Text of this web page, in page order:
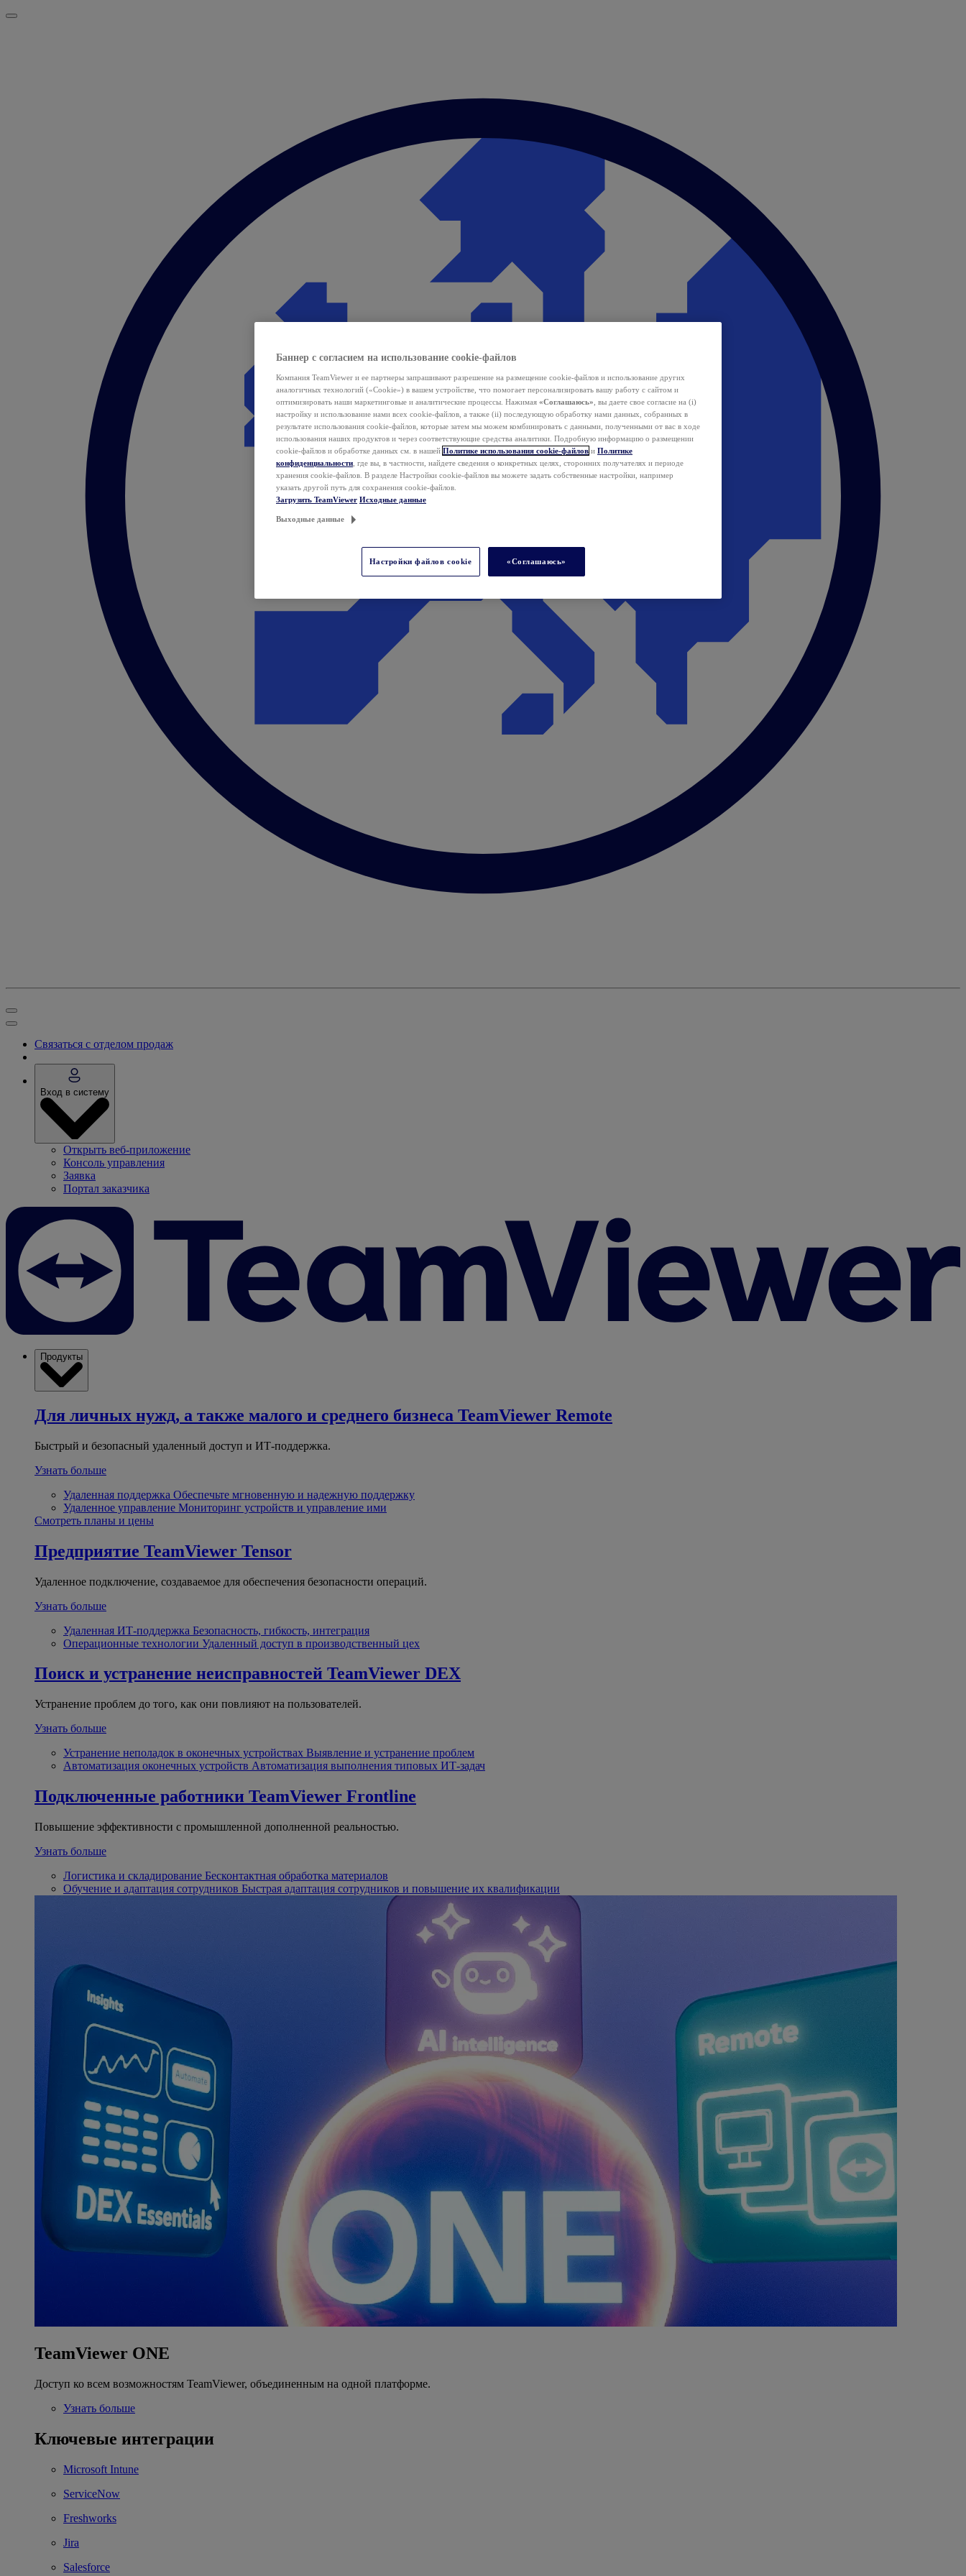
Связаться с отделом продаж
Вход в систему
Открыть веб-приложение
Консоль управления
Заявка
Портал заказчика
Продукты
Для личных нужд, а также малого и среднего бизнеса TeamViewer Remote
Быстрый и безопасный удаленный доступ и ИТ-поддержка.
Узнать больше
Удаленная поддержка Обеспечьте мгновенную и надежную поддержку
Удаленное управление Мониторинг устройств и управление ими
Смотреть планы и цены
Предприятие TeamViewer Tensor
Удаленное подключение, создаваемое для обеспечения безопасности операций.
Узнать больше
Удаленная ИТ-поддержка Безопасность, гибкость, интеграция
Операционные технологии Удаленный доступ в производственный цех
Поиск и устранение неисправностей TeamViewer DEX
Устранение проблем до того, как они повлияют на пользователей.
Узнать больше
Устранение неполадок в оконечных устройствах Выявление и устранение проблем
Автоматизация оконечных устройств Автоматизация выполнения типовых ИТ-задач
Подключенные работники TeamViewer Frontline
Повышение эффективности с промышленной дополненной реальностью.
Узнать больше
Логистика и складирование Бесконтактная обработка материалов
Обучение и адаптация сотрудников Быстрая адаптация сотрудников и повышение их квалификации
TeamViewer ONE
Доступ ко всем возможностям TeamViewer, объединенным на одной платформе.
Узнать больше
Ключевые интеграции
Microsoft Intune
ServiceNow
Freshworks
Jira
Salesforce
Баннер с согласием на использование cookie-файлов
Компания TeamViewer и ее партнеры запрашивают разрешение на размещение cookie-файлов и использование других
аналогичных технологий («Cookie») в вашем устройстве, что помогает персонализировать вашу работу с сайтом и
оптимизировать наши маркетинговые и аналитические процессы. Нажимая «Соглашаюсь» , вы даете свое согласие на (i)
настройку и использование нами всех cookie-файлов, а также (ii) последующую обработку нами данных, собранных в
результате использования cookie-файлов, которые затем мы можем комбинировать с данными, полученными от вас в ходе
использования наших продуктов и через соответствующие средства аналитики. Подробную информацию о размещении
cookie-файлов и обработке данных см. в нашей Политике использования cookie-файлов и Политике
конфиденциальности , где вы, в частности, найдете сведения о конкретных целях, сторонних получателях и периоде
хранения cookie-файлов. В разделе Настройки cookie-файлов вы можете задать собственные настройки, например
указать другой путь для сохранения cookie-файлов.
Загрузить TeamViewer Исходные данные
Выходные данные
Настройки файлов cookie «Соглашаюсь»